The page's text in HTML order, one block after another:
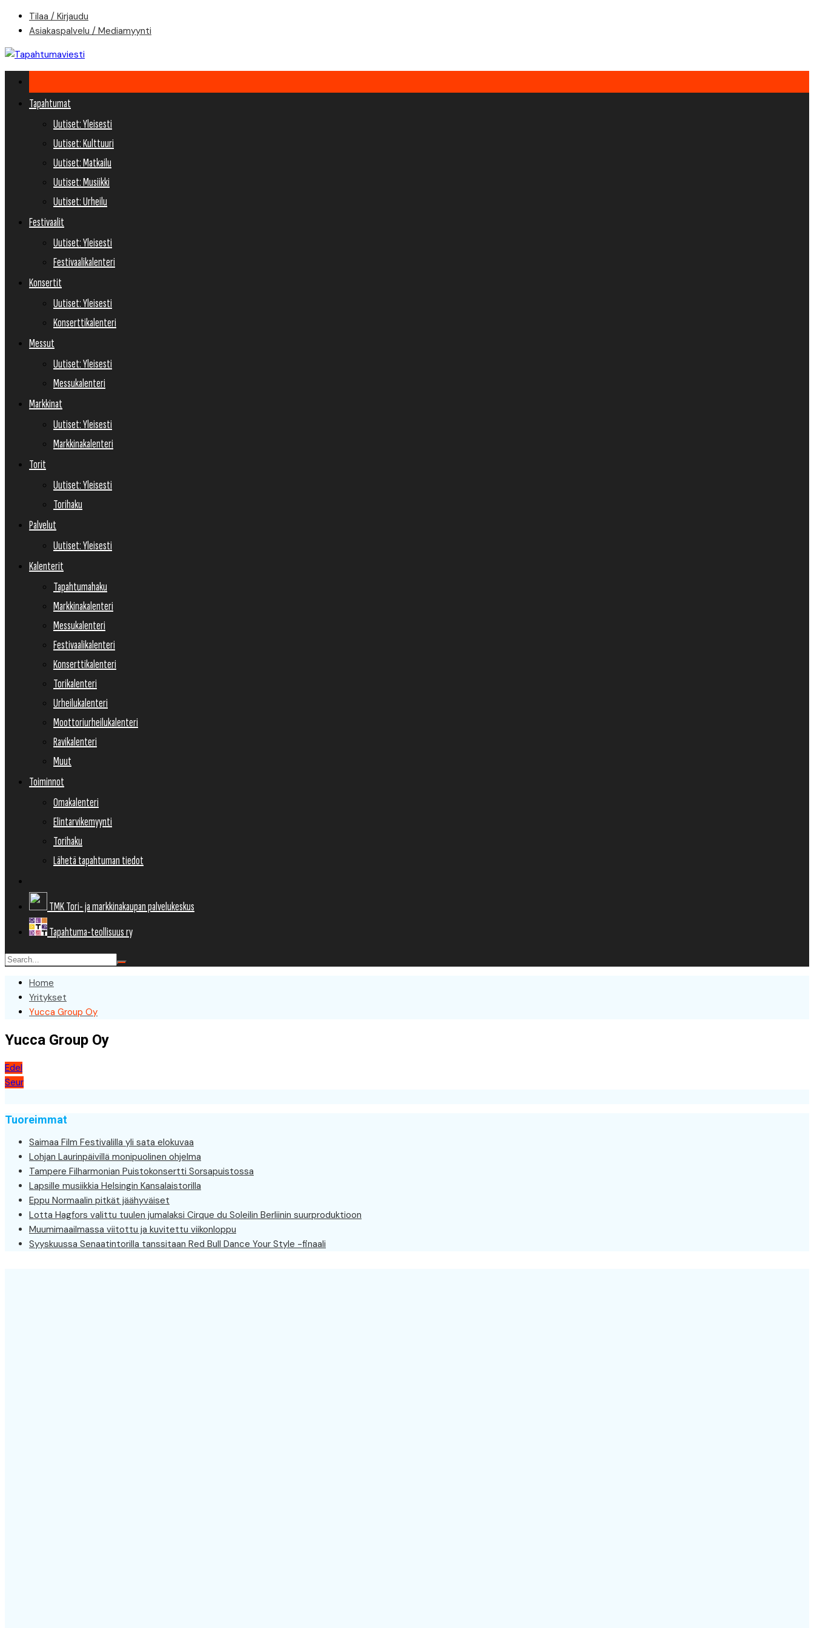
Skip
content
Tilaa / Kirjaudu
Asiakaspalvelu / Mediamyynti
Tapahtumat
Uutiset: Yleisesti
Uutiset: Kulttuuri
Uutiset: Matkailu
Uutiset: Musiikki
Uutiset: Urheilu
Festivaalit
Uutiset: Yleisesti
Festivaalikalenteri
Konsertit
Uutiset: Yleisesti
Konserttikalenteri
Messut
Uutiset: Yleisesti
Messukalenteri
Markkinat
Uutiset: Yleisesti
Markkinakalenteri
Torit
Uutiset: Yleisesti
Torihaku
Palvelut
Uutiset: Yleisesti
Kalenterit
Tapahtumahaku
Markkinakalenteri
Messukalenteri
Festivaalikalenteri
Konserttikalenteri
Torikalenteri
Urheilukalenteri
Moottoriurheilukalenteri
Ravikalenteri
Muut
Toiminnot
Omakalenteri
Elintarvikemyynti
Torihaku
Lähetä tapahtuman tiedot
TMK Tori- ja markkinakaupan palvelukeskus
Tapahtuma-teollisuus ry
Home
Yritykset
Yucca Group Oy
Yucca Group Oy
Artikkelien
selaus
Edel
Seur
Tuoreimmat
Saimaa Film Festivalilla yli sata elokuvaa
Lohjan Laurinpäivillä monipuolinen ohjelma
Tampere Filharmonian Puistokonsertti Sorsapuistossa
Lapsille musiikkia Helsingin Kansalaistorilla
Eppu Normaalin pitkät jäähyväiset
Lotta Hagfors valittu tuulen jumalaksi Cirque du Soleilin Berliinin suurproduktioon
Muumimaailmassa viitottu ja kuvitettu viikonloppu
Syyskuussa Senaatintorilla tanssitaan Red Bull Dance Your Style -finaali